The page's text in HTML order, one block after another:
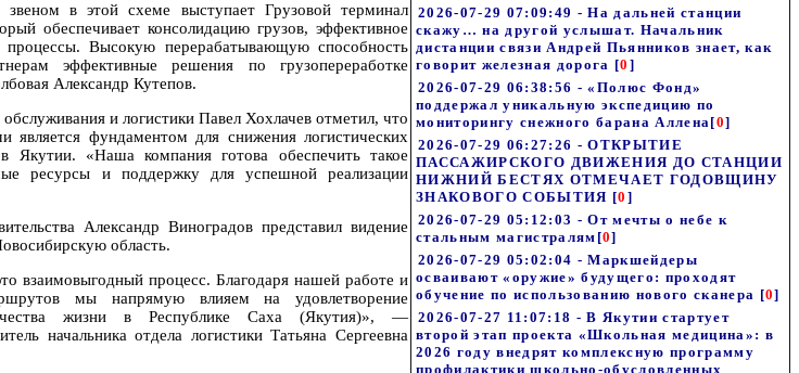
в этой схеме выступает Грузовой терминал
обеспечивает консолидацию грузов, эффективное
процессы. Высокую перерабатывающую способность
эффективные решения по грузопереработке
Александр Кутепов.
и логистики Павел Хохлачев отметил, что
является фундаментом для снижения логистических
Якутии. «Наша компания готова обеспечить такое
ресурсы и поддержку для успешной реализации
Александр Виноградов представил видение
область.
взаимовыгодный процесс. Благодаря нашей работе и
мы напрямую влияем на удовлетворение
жизни в Республике Саха (Якутия)», —
начальника отдела логистики Татьяна Сергеевна
2026-07-29 07:09:49 - На дальней станции
скажу… на другой услышат. Начальник
дистанции связи Андрей Пьянников знает, как
говорит железная дорога [0 ]
2026-07-29 06:38:56 - «Полюс Фонд»
поддержал уникальную экспедицию по
мониторингу снежного барана Аллена[0]
2026-07-29 06:27:26 - ОТКРЫТИЕ
ПАССАЖИРСКОГО ДВИЖЕНИЯ ДО СТАНЦИИ
НИЖНИЙ БЕСТЯХ ОТМЕЧАЕТ ГОДОВЩИНУ
ЗНАКОВОГО СОБЫТИЯ [0 ]
2026-07-29 05:12:03 - От мечты о небе к
стальным магистралям [0]
2026-07-29 05:02:04 - Маркшейдеры
осваивают «оружие» будущего: проходят
обучение по использованию нового сканера [0]
2026-07-27 11:07:18 - В Якутии стартует
второй этап проекта «Школьная медицина»: в
2026 году внедрят комплексную программу
профилактики школьно-обусловленных